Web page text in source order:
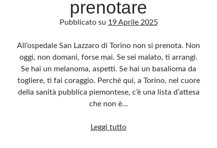
Questo blog non rappresenta una testata giornalistica, in quanto viene aggiornato
senza alcuna periodicità. Non può pertanto considerarsi un prodotto editoriale ai
sensi della legge n· 62 del 7.03.2001. L’autore non è responsabile di quanto
pubblicato dai lettori nei commenti ai vari post. Saranno comunque cancellati quelli
ritenuti offensivi o lesivi dell’immagine o dell’onorabilità di terzi, di genere spam,
razzisti o che contengano dati personali non conformi al rispetto delle norme sulla
privacy. Alcune immagini inserite in questo blog sono tratte da Internet e, pertanto,
immediatamente rimosse. L’autore del blog non è responsabile dei siti collegati
prenotare
Pubblicato su 19 Aprile 2025
All’ospedale San Lazzaro di Torino non si prenota. Non
oggi, non domani, forse mai. Se sei malato, ti arrangi.
Se hai un melanoma, aspetti. Se hai un basalioma da
togliere, ti fai coraggio. Perché qui, a Torino, nel cuore
della sanità pubblica piemontese, c’è una lista d’attesa
che non è…
Leggi tuttoTorino,